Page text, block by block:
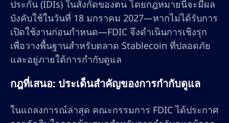
ประกัน (IDIs) ในสังกัดของตน โดยกฎหมายนี้จะมีผล
บังคับใช้ในวันที่ 18 มกราคม 2027—หากไม่ได้รับการ
เปิดใช้งานก่อนกำหนด—FDIC จึงดำเนินการเชิงรุก
เพื่อวางพื้นฐานสำหรับตลาด Stablecoin ที่ปลอดภัย
และอยู่ภายใต้การกำกับดูแล
กฎที่เสนอ: ประเด็นสำคัญของการกำกับดูแล
ในแถลงการณ์ล่าสุด คณะกรรมการ FDIC ได้ประกาศ